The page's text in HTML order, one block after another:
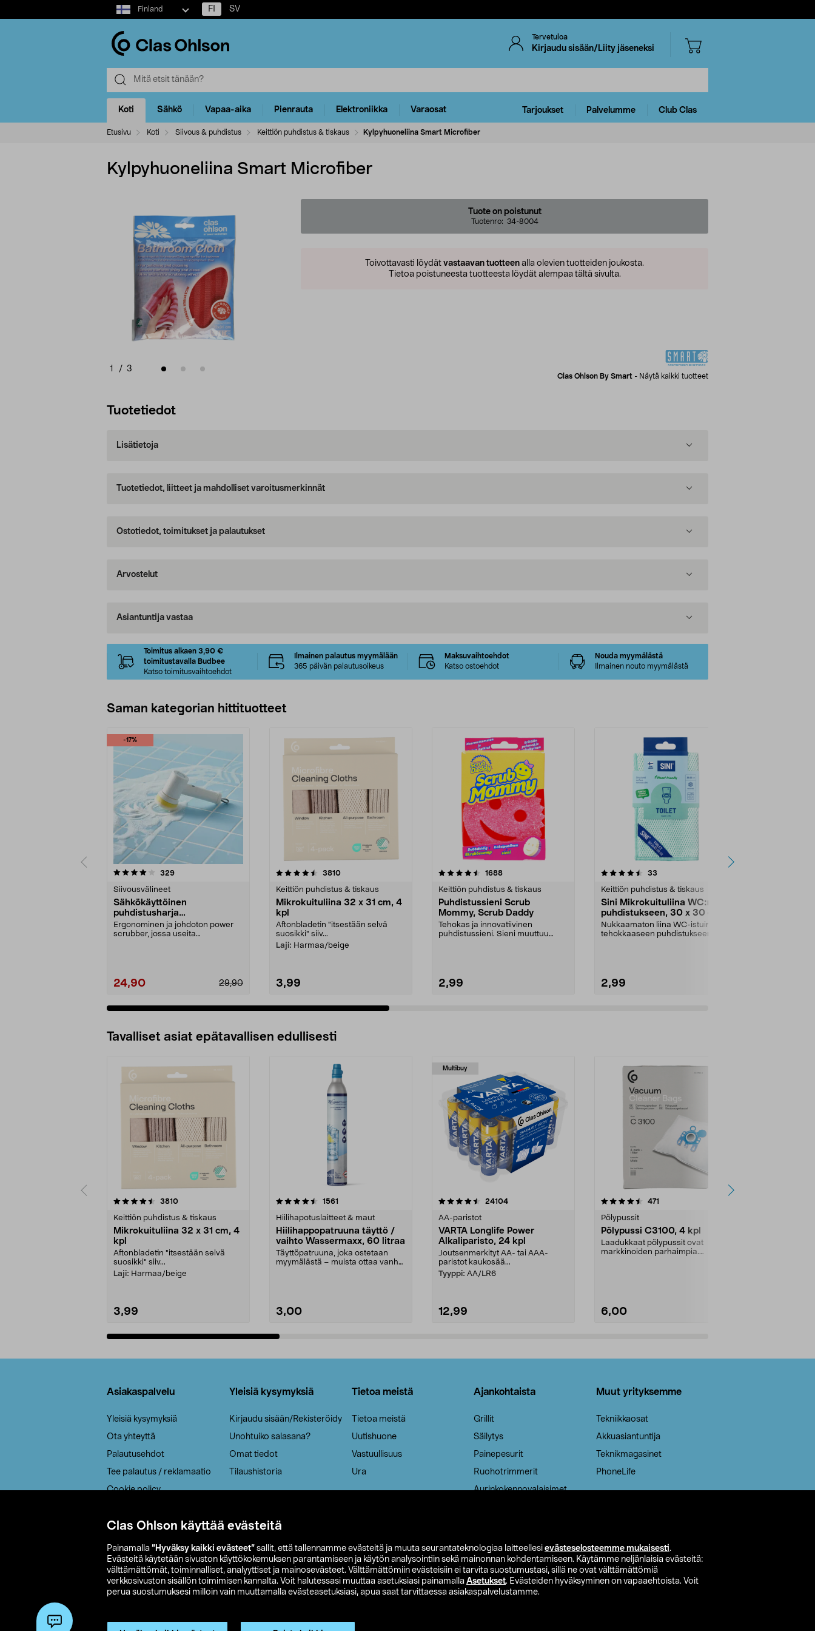
Clas Ohlson käyttää evästeitä
Painamalla ”Hyväksy kaikki evästeet” sallit, että tallennamme evästeitä ja muuta seurantateknologiaa laitteellesi evästeselosteemme mukaisesti.
Evästeitä käytetään sivuston käyttökokemuksen parantamiseen ja käytön analysointiin sekä mainonnan kohdentamiseen. Käytämme neljänlaisia evästeitä:
välttämättömät, toiminnalliset, analyyttiset ja mainosevästeet. Välttämättömiin evästeisiin ei tarvita suostumustasi, sillä ne ovat välttämättömiä
verkkosivuston sisällön toimimisen kannalta. Voit halutessasi muuttaa asetuksiasi painamalla Asetukset. Evästeiden hyväksyminen on vapaaehtoista. Voit
perua suostumuksesi milloin vain muuttamalla evästeasetuksiasi, apua saat tarvittaessa asiakaspalvelustamme.
Select
market
Finland FI SV
Tervetuloa
Kirjaudu sisään/Liity jäseneksi
Koti Sähkö Vapaa-aika Pienrauta Elektroniikka Varaosat Tarjoukset Palvelumme Club Clas
Etusivu Koti Siivous & puhdistus Keittiön puhdistus & tiskaus Kylpyhuoneliina Smart Microfiber
Kylpyhuoneliina Smart Microfiber
1 / 3
Tuote on poistunut
Tuotenro: 34-8004
Toivottavasti löydät vastaavan tuotteen alla olevien tuotteiden joukosta.
Tietoa poistuneesta tuotteesta löydät alempaa tältä sivulta.
Clas Ohlson By Smart - Näytä kaikki tuotteet
Tuotetiedot
Lisätietoja
Tuotetiedot, liitteet ja mahdolliset varoitusmerkinnät
Ostotiedot, toimitukset ja palautukset
Arvostelut
Asiantuntija vastaa
Toimitus alkaen 3,90 €
toimitustavalla Budbee
Katso toimitusvaihtoehdot
Ilmainen palautus myymälään
365 päivän palautusoikeus
Maksuvaihtoehdot
Katso ostoehdot
Nouda myymälästä
Ilmainen nouto myymälästä
Saman kategorian hittituotteet
-17%
329arvostelut
Siivousvälineet
Sähkökäyttöinen
puhdistusharja
kylpyhuoneeseen ja keittiöön
Ergonominen ja johdoton power
scrubber, jossa useita
24,90 29,90
4.5 viidestä
3810arvostelut
Keittiön puhdistus & tiskaus
Mikrokuituliina 32 x 31 cm, 4
kpl
Aftonbladetin "itsestään selvä
suosikki" siiv...
Laji: Harmaa/beige
3,99
4.5 viidestä
1688arvostelut
Keittiön puhdistus & tiskaus
Puhdistussieni Scrub
Mommy, Scrub Daddy
Tehokas ja innovatiivinen
puhdistussieni. Sieni muuttuu
2,99
4.5 viidestä
33
Keittiön puhdistus & tiskaus
Sini Mikrokuituliina WC:n
puhdistukseen, 30 x 30 cm, 1
kpl
Nukkaamaton liina WC-istuimen
tehokkaaseen puhdistukseen.
2,99
4.5 viidestä
Tavalliset asiat epätavallisen edullisesti
3810arvostelut
Keittiön puhdistus & tiskaus
Mikrokuituliina 32 x 31 cm, 4
kpl
Aftonbladetin "itsestään selvä
suosikki" siiv...
Laji: Harmaa/beige
3,99
4.5viidestä
1561
Hiilihapotuslaitteet & maut
Hiilihappopatruuna täyttö /
vaihto Wassermaxx, 60 litraa
Täyttöpatruuna, joka ostetaan
myymälästä – muista ottaa vanha
3,00
Multibuy
4.5viidestä
24104arvostelut
AA-paristot
VARTA Longlife Power
Alkaliparisto, 24 kpl
Joutsenmerkityt AA- tai AAA-
paristot kaukosää...
Tyyppi: AA/LR6
12,99
4.5viidestä
471
Pölypussit
Pölypussi C3100, 4 kpl
Laadukkaat pölypussit ovat
markkinoiden parhaimpia.
6,00
4.5viidestä
Asiakaspalvelu
Yleisiä kysymyksiä
Ota yhteyttä
Palautusehdot
Tee palautus / reklamaatio
Cookie policy
Saavutettavuus
Yleisiä kysymyksiä
Kirjaudu sisään/Rekisteröidy
Unohtuiko salasana?
Omat tiedot
Tilaushistoria
Tietoa meistä
Tietoa meistä
Uutishuone
Vastuullisuus
Ura
Ajankohtaista
Grillit
Säilytys
Painepesurit
Ruohotrimmerit
Aurinkokennovalaisimet
Muut yrityksemme
Tekniikkaosat
Akkuasiantuntija
Teknikmagasinet
PhoneLife